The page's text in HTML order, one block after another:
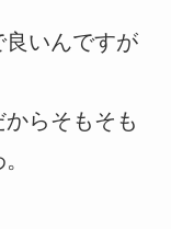
いんですが
らそもそも